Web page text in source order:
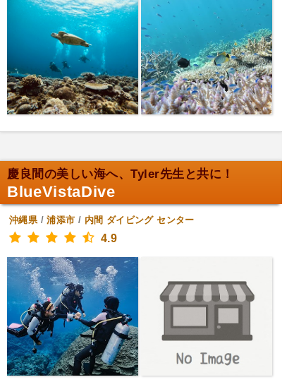
慶良間の美しい海へ、Tyler先生と共に！
BlueVistaDive
沖縄県/浦添市 / 内間 ダイビング センター
4.9